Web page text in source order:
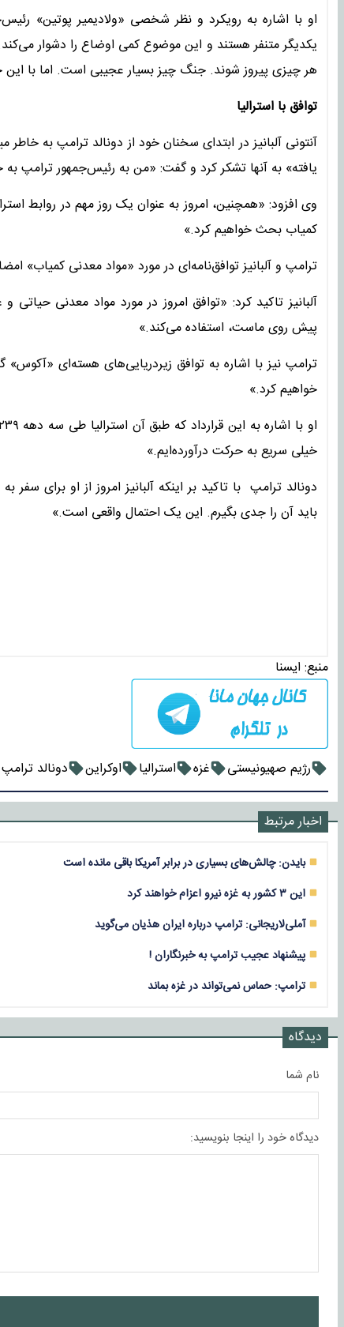
او با اشاره به رویکرد و نظر شخصی «ولادیمیر پوتین»
یکدیگر متنفر هستند و این موضوع کمی اوضاع را دشوار می‌کند.
هر چیزی پیروز شوند. جنگ چیز بسیار عجیبی است. اما با این
توافق با استرالیا
آنتونی آلبانیز در ابتدای سخنان خود از دونالد ترامپ به
یافته» به آنها تشکر کرد و گفت: «من به رئیس‌جمهور ترامپ
وی افزود: «همچنین، امروز به عنوان یک روز مهم در روابط
کمیاب بحث خواهیم کرد.»
ترامپ و آلبانیز توافق‌نامه‌ای در مورد «مواد معدنی کمیاب»
آلبانیز تاکید کرد: «توافق امروز در مورد مواد معدنی
پیش روی ماست، استفاده می‌کند.»
ترامپ نیز با اشاره به توافق زیردریایی‌های هسته‌ای
خواهیم کرد.»
خیلی سریع به حرکت درآورده‌ایم.»
دونالد ترامپ با تاکید بر اینکه آلبانیز امروز از او برای
باید آن را جدی بگیرم. این یک احتمال واقعی است.»
منبع: ايسنا
رژیم صهیونیستی غزه استرالیا اوکراین دونالد ترامپ
اخبار مرتبط
بایدن: چالش‌های بسیاری در برابر آمریکا باقی‌ مانده است
این ۳ کشور به غزه نیرو اعزام خواهند کرد
آملی‌لاریجانی: ترامپ درباره ایران هذیان می‌گوید
پیشنهاد عجیب ترامپ به خبرنگاران !
ترامپ: حماس نمی‌تواند در غزه بماند
دیدگاه
نام شما
دیدگاه خود را اینجا بنویسید: